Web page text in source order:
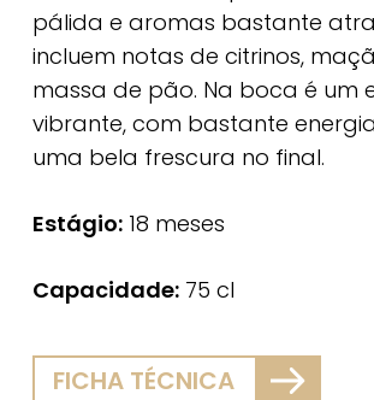
pálida e aromas bastante
incluem notas de citrinos,
massa de pão. Na boca é um
vibrante, com bastante
uma bela frescura no final.
Estágio:18 meses
Capacidade:75 cl
FICHA TÉCNICA